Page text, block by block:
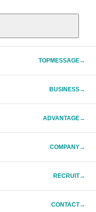
TOPMESSAGE→
BUSINESS→
ADVANTAGE→
COMPANY→
RECRUIT→
CONTACT→